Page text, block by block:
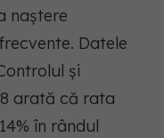
naștere
Datele
și
arată că rata
în rândul